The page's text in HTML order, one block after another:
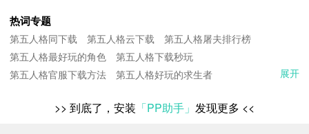
2022有哪些和第五人格风格类似的游戏 类似第五人格的游戏推荐
类似第五人格的游戏推送2025 2025和第五人格相似的游戏有哪些 类似第五人格的游戏有哪些
类似第五人格的游戏下载合集 类似第五人格的游戏排行前5推荐
热词专题
第五人格同下载 第五人格云下载
第五人格屠夫排行榜
第五人格最好玩的角色
第五人格下载秒玩
第五人格官服下载方法
第五人格好玩的求生者
第五人格溜鬼角色排行
第五人格人气排行榜
展开
>> 到底了，安装 「PP助手」 发现更多 <<